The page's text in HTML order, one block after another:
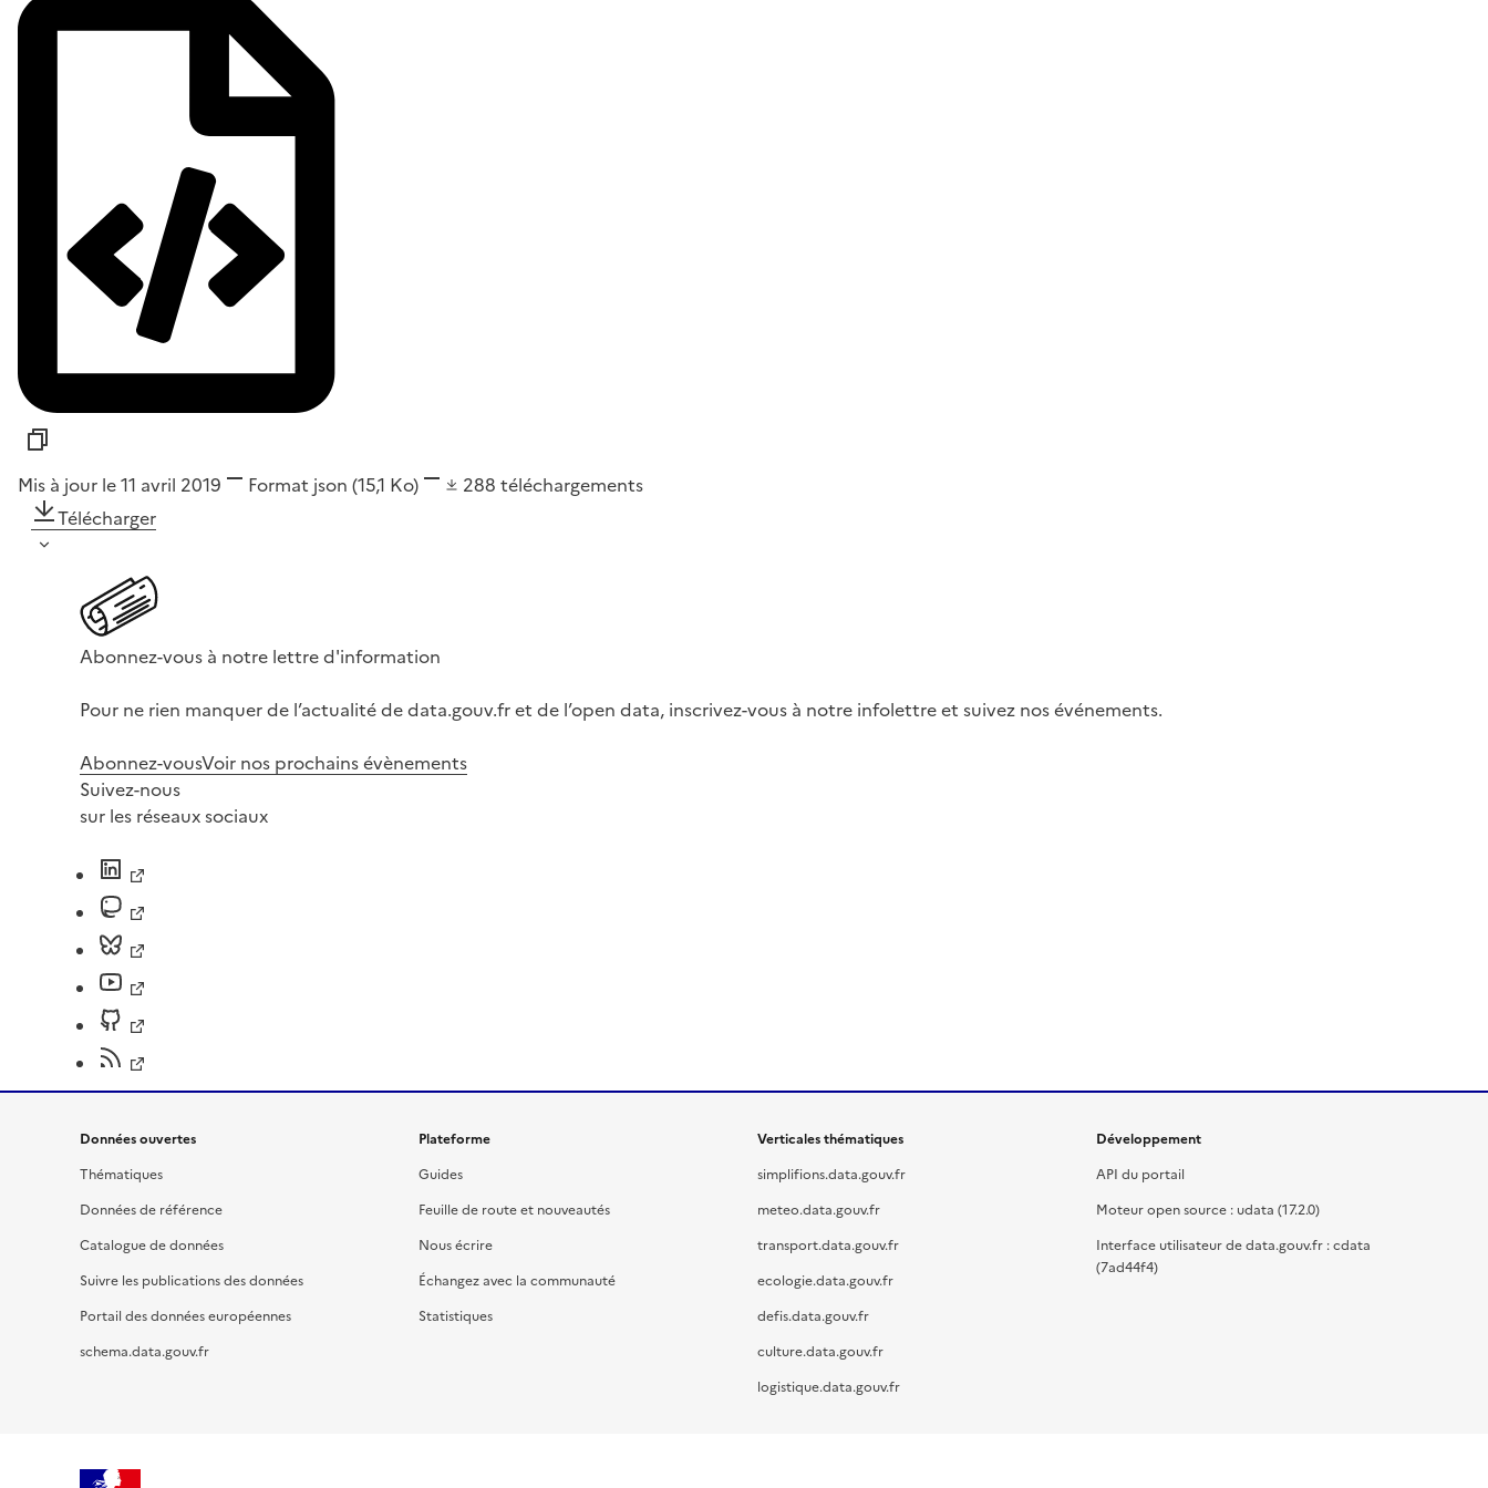
Mis à jour le 11 avril 2019 Format json (15,1 Ko) 288 téléchargements
Télécharger
Abonnez-vous à notre lettre d'information
Pour ne rien manquer de l’actualité de data.gouv.fr et de l’open data, inscrivez-vous à notre infolettre et suivez nos événements.
Abonnez-vousVoir nos prochains évènements
Suivez-nous
sur les réseaux sociaux
Données ouvertes
Thématiques
Données de référence
Catalogue de données
Suivre les publications des données
Portail des données européennes
schema.data.gouv.fr
Plateforme
Guides
Feuille de route et nouveautés
Nous écrire
Échangez avec la communauté
Statistiques
Verticales thématiques
simplifions.data.gouv.fr
meteo.data.gouv.fr
transport.data.gouv.fr
ecologie.data.gouv.fr
defis.data.gouv.fr
culture.data.gouv.fr
logistique.data.gouv.fr
Développement
API du portail
Moteur open source : udata (17.2.0)
Interface utilisateur de data.gouv.fr : cdata
(7ad44f4)